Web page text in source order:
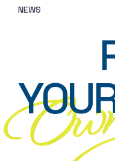
NEWS